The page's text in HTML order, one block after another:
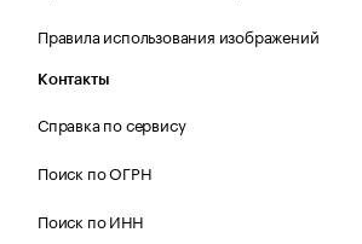
Правила использования изображений
Контакты
Справка по сервису
Поиск по ОГРН
Поиск по ИНН